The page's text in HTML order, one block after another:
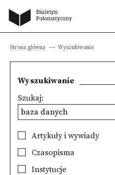
Strona główna Wyszukiwanie
Wyszukiwanie
Szukaj:
Artykuły i wywiady
Czasopisma
Instytucje